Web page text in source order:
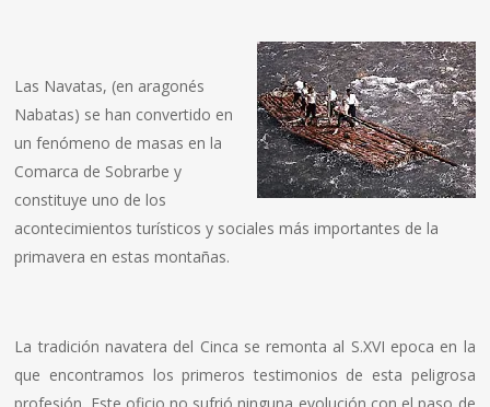
Las Navatas, (en aragonés
Nabatas) se han convertido en
un fenómeno de masas en la
Comarca de Sobrarbe y
constituye uno de los
acontecimientos turí­sticos y sociales más importantes de la
primavera en estas montañas.
La tradición navatera del Cinca se remonta al S.XVI epoca en la
que encontramos los primeros testimonios de esta peligrosa